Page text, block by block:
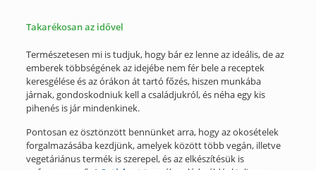
Takarékosan az idővel
Természetesen mi is tudjuk, hogy bár ez lenne az ideális, de az
emberek többségének az idejébe nem fér bele a receptek
keresgélése és az órákon át tartó főzés, hiszen munkába
járnak, gondoskodniuk kell a családjukról, és néha egy kis
pihenés is jár mindenkinek.
Pontosan ez ösztönzött bennünket arra, hogy az okosételek
forgalmazásába kezdjünk, amelyek között több vegán, illetve
vegetáriánus termék is szerepel, és az elkészítésük is